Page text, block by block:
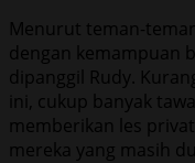
Menurut teman-
dengan kemampuan
dipanggil Rudy.
ini, cukup banyak
memberikan les
mereka yang masih